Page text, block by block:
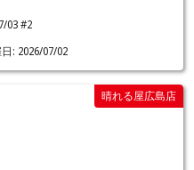
03 #2
: 2026/07/02
晴れる屋広島店